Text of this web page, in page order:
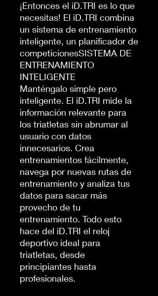
¡Entonces el iD.TRI es lo que
necesitas! El iD.TRI combina
un sistema de entrenamiento
inteligente, un planificador de
competicionesSISTEMA DE
ENTRENAMIENTO
INTELIGENTE
Manténgalo simple pero
inteligente. El iD.TRI mide la
información relevante para
los triatletas sin abrumar al
usuario con datos
innecesarios. Crea
entrenamientos fácilmente,
navega por nuevas rutas de
entrenamiento y analiza tus
datos para sacar más
provecho de tu
entrenamiento. Todo esto
hace del iD.TRI el reloj
deportivo ideal para
triatletas, desde
principiantes hasta
profesionales.